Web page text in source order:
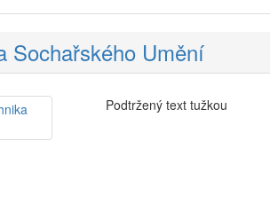
Sochařského Umění
Podtržený text tužkou